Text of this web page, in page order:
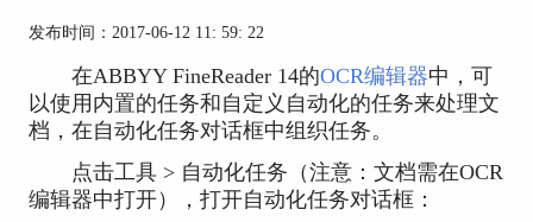
发布时间：2017-06-12 11: 59: 22
在ABBYY FineReader 14的OCR编辑器中，可
以使用内置的任务和自定义自动化的任务来处理文
档，在自动化任务对话框中组织任务。
点击工具 > 自动化任务（注意：文档需在OCR
编辑器中打开），打开自动化任务对话框：